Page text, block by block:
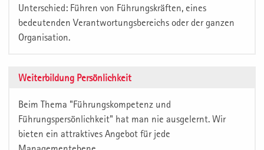
Unterschied: Führen von Führungskräften, eines
bedeutenden Verantwortungsbereichs oder der ganzen
Organisation.
Weiterbildung Persönlichkeit
Beim Thema "Führungskompetenz und
Führungspersönlichkeit" hat man nie ausgelernt. Wir
bieten ein attraktives Angebot für jede